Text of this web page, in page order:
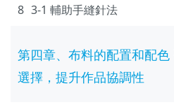
8 3-1 輔助手縫針法
第四章、布料的配置和配色
選擇，提升作品協調性